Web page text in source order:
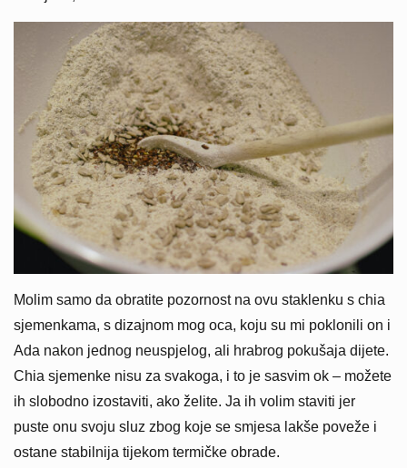
Molim samo da obratite pozornost na ovu staklenku s chia
sjemenkama, s dizajnom mog oca, koju su mi poklonili on i
Ada nakon jednog neuspjelog, ali hrabrog pokušaja dijete.
Chia sjemenke nisu za svakoga, i to je sasvim ok – možete
ih slobodno izostaviti, ako želite. Ja ih volim staviti jer
puste onu svoju sluz zbog koje se smjesa lakše poveže i
ostane stabilnija tijekom termičke obrade.